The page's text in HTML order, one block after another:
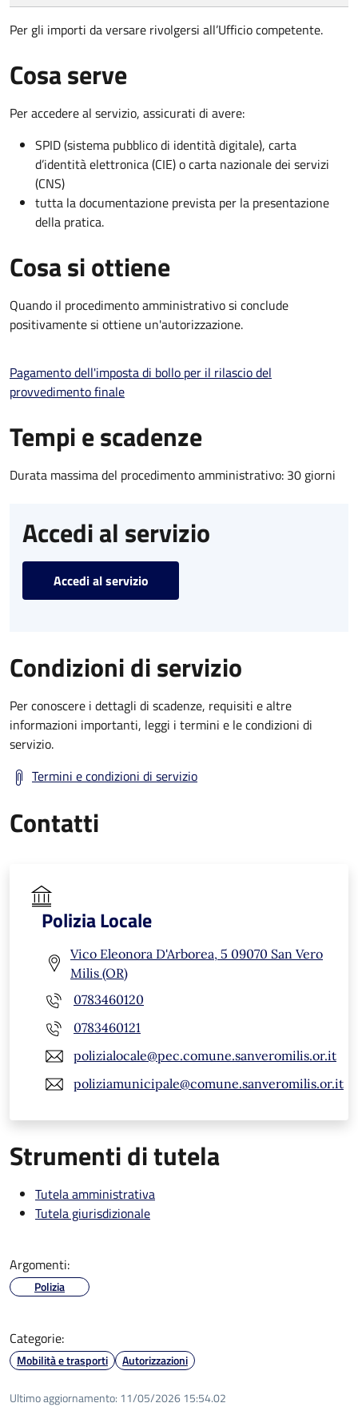
Per gli importi da versare rivolgersi all’Ufficio competente.
Cosa serve
Per accedere al servizio, assicurati di avere:
SPID (sistema pubblico di identità digitale), carta
d’identità elettronica (CIE) o carta nazionale dei servizi
(CNS)
tutta la documentazione prevista per la presentazione
della pratica.
Cosa si ottiene
Quando il procedimento amministrativo si conclude
positivamente si ottiene un'autorizzazione.
Pagamento dell'imposta di bollo per il rilascio del
provvedimento finale
Tempi e scadenze
Durata massima del procedimento amministrativo: 30 giorni
Accedi al servizio
Accedi al servizio
Condizioni di servizio
Per conoscere i dettagli di scadenze, requisiti e altre
informazioni importanti, leggi i termini e le condizioni di
servizio.
Termini e condizioni di servizio
Contatti
Polizia Locale
Vico Eleonora D'Arborea, 5 09070 San Vero
Milis (OR)
0783460120
0783460121
polizialocale@pec.comune.sanveromilis.or.it
poliziamunicipale@comune.sanveromilis.or.it
Strumenti di tutela
Tutela amministrativa
Tutela giurisdizionale
Argomenti:
Polizia
Categorie:
Mobilità e trasporti Autorizzazioni
Ultimo aggiornamento: 11/05/2026 15:54.02